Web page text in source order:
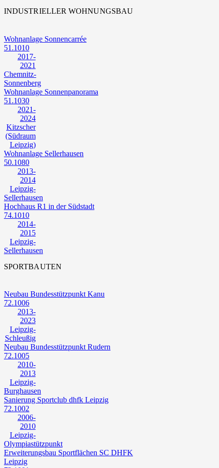
INDUSTRIELLER WOHNUNGSBAU
Wohnanlage Sonnencarrée
51.1010
2017-
2021
Chemnitz-
Sonnenberg
Wohnanlage Sonnenpanorama
51.1030
2021-
2024
Kitzscher
(Südraum
Leipzig)
Wohnanlage Sellerhausen
50.1080
2013-
2014
Leipzig-
Sellerhausen
Hochhaus R1 in der Südstadt
74.1010
2014-
2015
Leipzig-
Sellerhausen
SPORTBAUTEN
Neubau Bundesstützpunkt Kanu
72.1006
2013-
2023
Leipzig-
Schleußig
Neubau Bundesstützpunkt Rudern
72.1005
2010-
2013
Leipzig-
Burghausen
Sanierung Sportclub dhfk Leipzig
72.1002
2006-
2010
Leipzig-
Olympiastützpunkt
Erweiterungsbau Sportflächen SC DHFK
Leipzig